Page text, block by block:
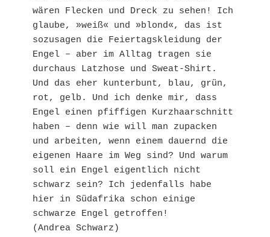
wären Flecken und Dreck zu sehen! Ich
glaube, »weiß« und »blond«, das ist
sozusagen die Feiertagskleidung der
Engel – aber im Alltag tragen sie
durchaus Latzhose und Sweat-Shirt.
Und das eher kunterbunt, blau, grün,
rot, gelb. Und ich denke mir, dass
Engel einen pfiffigen Kurzhaarschnitt
haben – denn wie will man zupacken
und arbeiten, wenn einem dauernd die
eigenen Haare im Weg sind? Und warum
soll ein Engel eigentlich nicht
schwarz sein? Ich jedenfalls habe
hier in Südafrika schon einige
schwarze Engel getroffen!
(Andrea Schwarz)